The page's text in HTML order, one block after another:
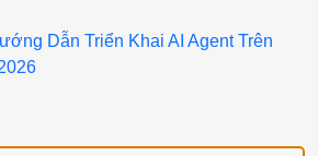
Dẫn Triển Khai AI Agent Trên